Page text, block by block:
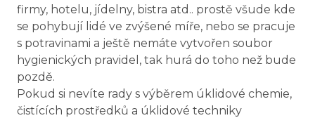
firmy, hotelu, jídelny, bistra atd.. prostě všude kde
se pohybují lidé ve zvýšené míře, nebo se pracuje
s potravinami a ještě nemáte vytvořen soubor
hygienických pravidel, tak hurá do toho než bude
pozdě.
Pokud si nevíte rady s výběrem úklidové chemie,
čistících prostředků a úklidové techniky